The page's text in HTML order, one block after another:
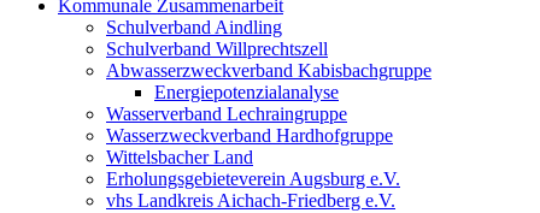
Kommunale Zusammenarbeit
Schulverband Aindling
Schulverband Willprechtszell
Abwasserzweckverband Kabisbachgruppe
Energiepotenzialanalyse
Wasserverband Lechraingruppe
Wasserzweckverband Hardhofgruppe
Wittelsbacher Land
Erholungsgebieteverein Augsburg e.V.
vhs Landkreis Aichach-Friedberg e.V.